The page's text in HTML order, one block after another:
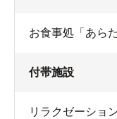
お食事処「あら
付帯施設
リラクゼーショ